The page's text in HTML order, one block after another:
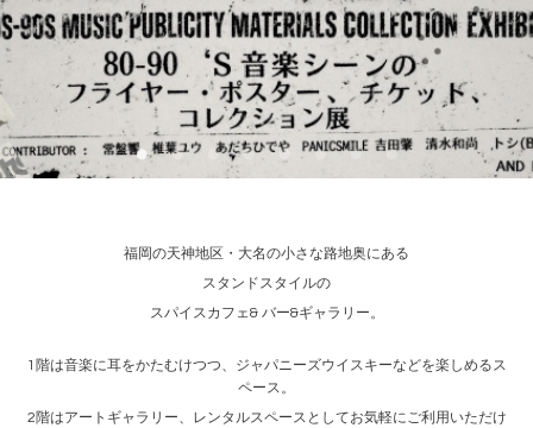
福岡の天神地区・大名の小さな路地奥にある
スタンドスタイルの
スパイスカフェ& バー&ギャラリー。
1階は音楽に耳をかたむけつつ、ジャパニーズウイスキーなどを楽しめるス
ペース。
2階はアートギャラリー、レンタルスペースとしてお気軽にご利用いただけ